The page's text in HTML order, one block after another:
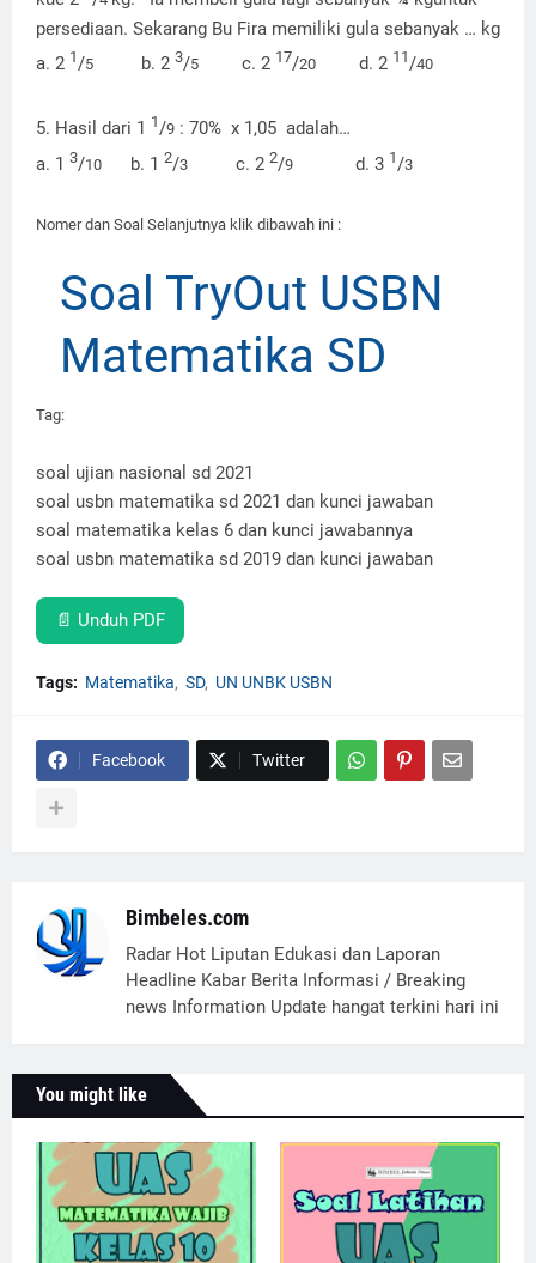
persediaan. Sekarang Bu Fira memiliki gula sebanyak … kg
a. 2 1/5 b. 2 3/5 c. 2 17/20 d. 2 11/40
5. Hasil dari 1 1/9 : 70% x 1,05 adalah…
a. 1 3/10 b. 1 2/3 c. 2 2/9 d. 3 1/3
Nomer dan Soal Selanjutnya klik dibawah ini :
Soal TryOut USBN
Matematika SD
Tag:
soal ujian nasional sd 2021
soal usbn matematika sd 2021 dan kunci jawaban
soal matematika kelas 6 dan kunci jawabannya
soal usbn matematika sd 2019 dan kunci jawaban
📄 Unduh PDF
Tags: Matematika SD UN UNBK USBN
Facebook Twitter
Bimbeles.com
Radar Hot Liputan Edukasi dan Laporan
Headline Kabar Berita Informasi / Breaking
news Information Update hangat terkini hari ini
You might like